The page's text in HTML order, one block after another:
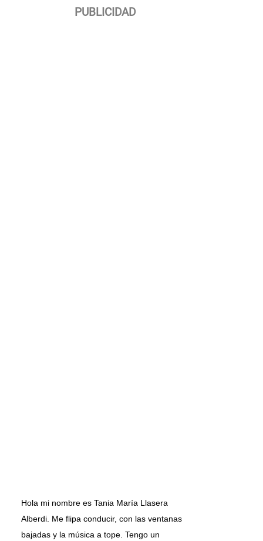
Hola mi nombre es Tania María Llasera
Alberdi. Me flipa conducir, con las ventanas
bajadas y la música a tope. Tengo un